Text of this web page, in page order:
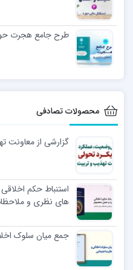
طرح جامع هجرت
محصولات تصادفی
گزارشی از معاونت
استنباط حکم
های نظری و
جمع میان سلوک